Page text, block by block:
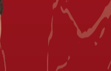
Stand Up